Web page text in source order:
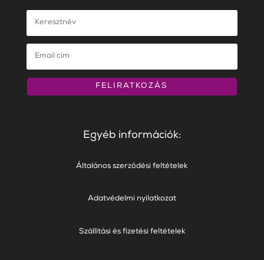
FELIRATKOZÁS
Egyéb információk:
Általános szerződési feltételek
Adatvédelmi nyilatkozat
Szállítási és fizetési feltételek